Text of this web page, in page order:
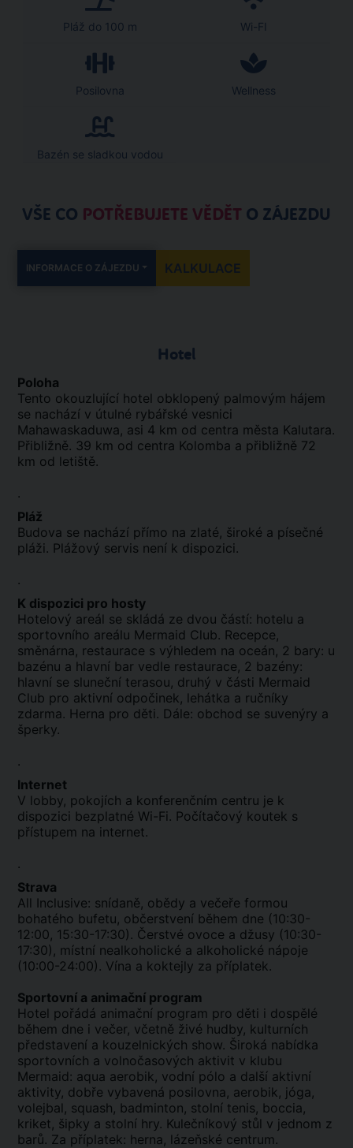
Pláž do 100 m Wi-FI
Posilovna Wellness
Bazén se sladkou vodou
VŠE CO POTŘEBUJETE VĚDĚT O ZÁJEZDU
INFORMACE O ZÁJEZDU KALKULACE
Hotel
Poloha
Tento okouzlující hotel obklopený palmovým hájem
se nachází v útulné rybářské vesnici
Mahawaskaduwa, asi 4 km od centra města Kalutara.
Přibližně. 39 km od centra Kolomba a přibližně 72
km od letiště.
.
Pláž
Budova se nachází přímo na zlaté, široké a písečné
pláži. Plážový servis není k dispozici.
.
K dispozici pro hosty
Hotelový areál se skládá ze dvou částí: hotelu a
sportovního areálu Mermaid Club. Recepce,
směnárna, restaurace s výhledem na oceán, 2 bary: u
bazénu a hlavní bar vedle restaurace, 2 bazény:
hlavní se sluneční terasou, druhý v části Mermaid
Club pro aktivní odpočinek, lehátka a ručníky
zdarma. Herna pro děti. Dále: obchod se suvenýry a
šperky.
.
Internet
V lobby, pokojích a konferenčním centru je k
dispozici bezplatné Wi-Fi. Počítačový koutek s
přístupem na internet.
.
Strava
All Inclusive: snídaně, obědy a večeře formou
bohatého bufetu, občerstvení během dne (10:30-
12:00, 15:30-17:30). Čerstvé ovoce a džusy (10:30-
17:30), místní nealkoholické a alkoholické nápoje
(10:00-24:00). Vína a koktejly za příplatek.
Sportovní a animační program
Hotel pořádá animační program pro děti i dospělé
během dne i večer, včetně živé hudby, kulturních
představení a kouzelnických show. Široká nabídka
sportovních a volnočasových aktivit v klubu
Mermaid: aqua aerobik, vodní pólo a další aktivní
aktivity, dobře vybavená posilovna, aerobik, jóga,
volejbal, squash, badminton, stolní tenis, boccia,
kriket, šipky a stolní hry. Kulečníkový stůl v jednom z
barů. Za příplatek: herna, lázeňské centrum.